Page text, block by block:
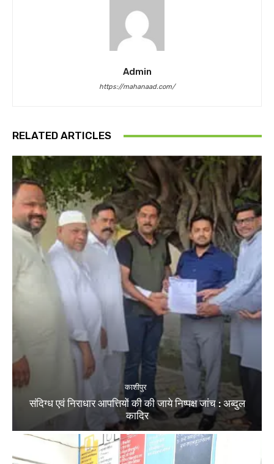
Admin
https://mahanaad.com/
RELATED ARTICLES
काशीपुर
संदिग्ध एवं निराधार आपत्तियों की की जाये निष्पक्ष जांच : अब्दुल
कादिर